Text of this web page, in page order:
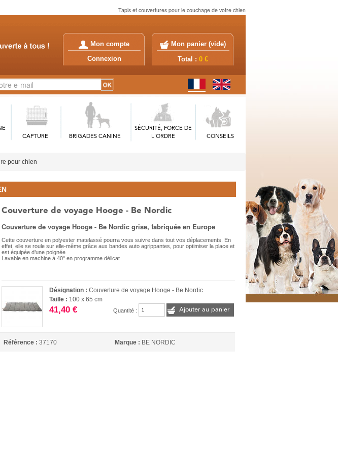
Tapis et couvertures pour le couchage de votre chien
Mon compte
Connexion
Mon panier (vide)
Total : 0 €
CAPTURE BRIGADES CANINE
SÉCURITÉ, FORCE DE
L'ORDRE
CONSEILS
pour chien
Couverture de voyage Hooge - Be Nordic
Couverture de voyage Hooge - Be Nordic grise, fabriquée en Europe
Cette couverture en polyester matelassé pourra vous suivre dans tout vos déplacements. En
effet, elle se roule sur elle-même grâce aux bandes auto agrippantes, pour optimiser la place et
est équipée d’une poignée
Lavable en machine à 40° en programme délicat
Désignation :Couverture de voyage Hooge - Be Nordic
Taille : 100 x 65 cm
41,40 € Quantité : Ajouter au panier
Référence : 37170 Marque : BE NORDIC